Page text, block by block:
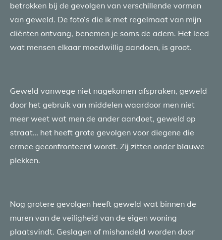
betrokken bij de gevolgen van verschillende vormen
van geweld. De foto’s die ik met regelmaat van mijn
cliënten ontvang, benemen je soms de adem. Het leed
wat mensen elkaar moedwillig aandoen, is groot.
Geweld vanwege niet nagekomen afspraken, geweld
door het gebruik van middelen waardoor men niet
meer weet wat men de ander aandoet, geweld op
straat… het heeft grote gevolgen voor diegene die
ermee geconfronteerd wordt. Zij zitten onder blauwe
plekken.
Nog grotere gevolgen heeft geweld wat binnen de
muren van de veiligheid van de eigen woning
plaatsvindt. Geslagen of mishandeld worden door